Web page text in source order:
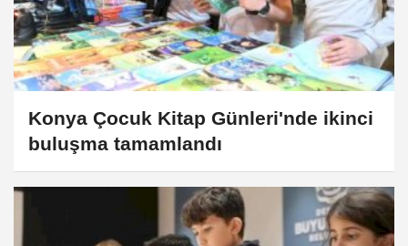
Konya Çocuk Kitap Günleri'nde ikinci
buluşma tamamlandı